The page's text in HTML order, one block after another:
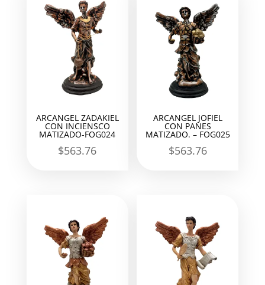
ARCANGEL ZADAKIEL
CON INCIENSCO
MATIZADO-FOG024
$563.76
ARCANGEL JOFIEL
CON PANES
MATIZADO. – FOG025
$563.76